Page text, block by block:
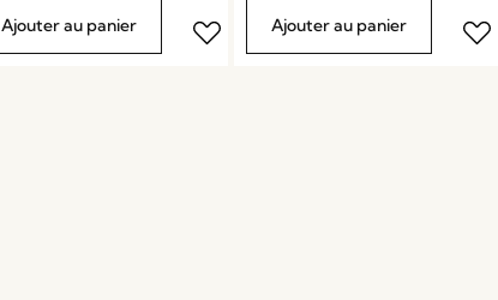
Ajouter au panier
Ajouter au panier